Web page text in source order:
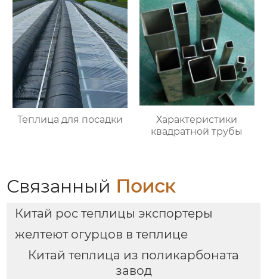
Теплица для посадки
Характеристики
квадратной трубы
Связанный Поиск
Китай рос теплицы экспортеры
желтеют огурцов в теплице
Китай теплица из поликарбоната
завод